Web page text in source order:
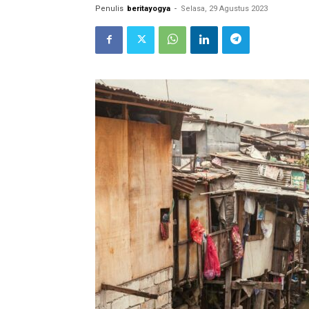
Penulis beritayogya - Selasa, 29 Agustus 2023